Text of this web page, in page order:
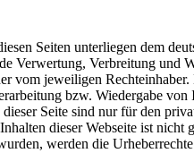
Seiten unterliegen dem
Verwertung, Verbreitung und
vom jeweiligen Rechteinhaber.
bzw. Wiedergabe von
Seite sind nur für den
dieser Webseite ist nicht
werden die